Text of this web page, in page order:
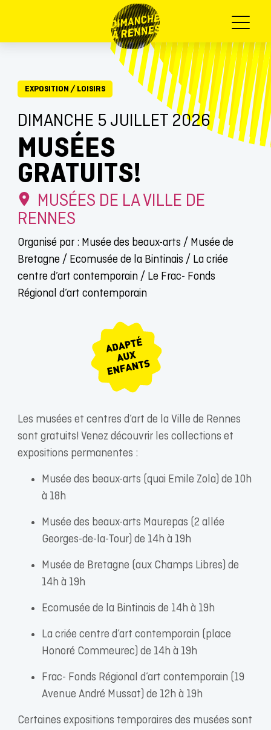
Menu
EXPOSITION / LOISIRS
DIMANCHE 5 JUILLET 2026
MUSÉES
GRATUITS!
MUSÉES DE LA VILLE DE
RENNES
Organisé par : Musée des beaux-arts / Musée de
Bretagne / Ecomusée de la Bintinais / La criée
centre d’art contemporain / Le Frac- Fonds
Régional d’art contemporain
Les musées et centres d’art de la Ville de Rennes
sont gratuits! Venez découvrir les collections et
expositions permanentes :
Musée des beaux-arts (quai Emile Zola) de 10h
à 18h
Musée des beaux-arts Maurepas (2 allée
Georges-de-la-Tour) de 14h à 19h
Musée de Bretagne (aux Champs Libres) de
14h à 19h
Ecomusée de la Bintinais de 14h à 19h
La criée centre d’art contemporain (place
Honoré Commeurec) de 14h à 19h
Frac- Fonds Régional d’art contemporain (19
Avenue André Mussat) de 12h à 19h
Certaines expositions temporaires des musées sont